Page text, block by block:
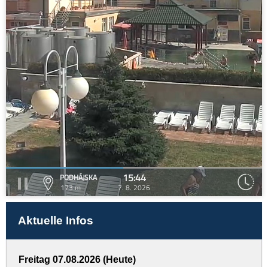
PODHÁJSKA
173 m
15:44
7. 8. 2026
Aktuelle Infos
Freitag 07.08.2026 (Heute)